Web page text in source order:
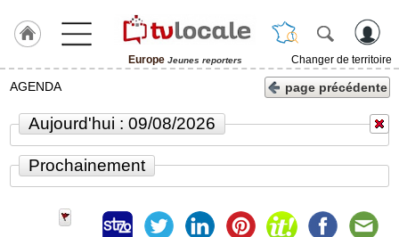
Europe Jeunes reporters
Changer de territoire
J'adhère
ACCUEIL
Europe
AGENDA page précédente
Aujourd'hui : 09/08/2026
Prochainement